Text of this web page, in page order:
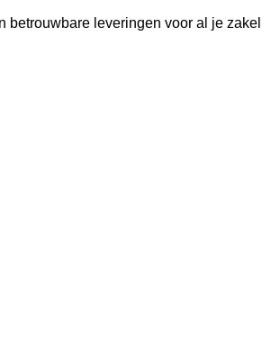
betrouwbare leveringen voor al je